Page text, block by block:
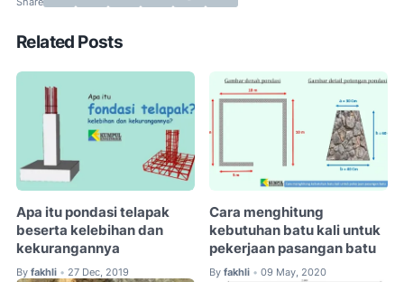
Related Posts
Apa itu pondasi telapak
beserta kelebihan dan
kekurangannya
By fakhli • 27 Dec, 2019
Cara menghitung
kebutuhan batu kali untuk
pekerjaan pasangan batu
By fakhli • 09 May, 2020